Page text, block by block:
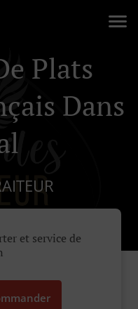
Plats
Dans
et service de